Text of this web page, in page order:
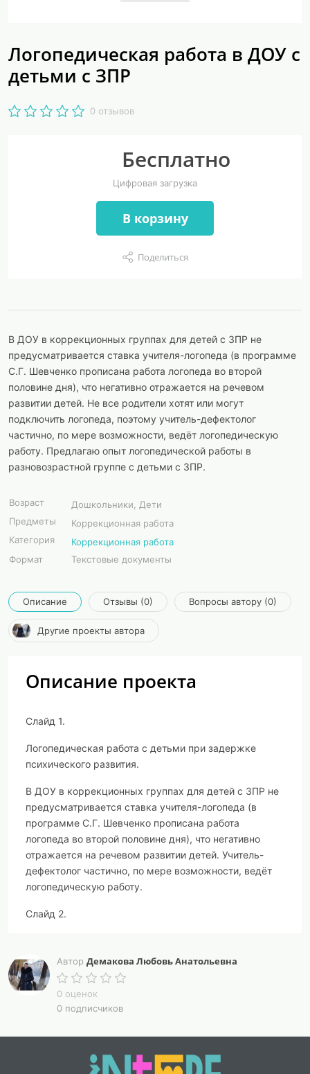
Логопедическая работа в ДОУ с
детьми с ЗПР
0 отзывов
Бесплатно
Цифровая загрузка
В корзину
Поделиться
В ДОУ в коррекционных группах для детей с ЗПР не
предусматривается ставка учителя-логопеда (в программе
С.Г. Шевченко прописана работа логопеда во второй
половине дня), что негативно отражается на речевом
развитии детей. Не все родители хотят или могут
подключить логопеда, поэтому учитель-дефектолог
частично, по мере возможности, ведёт логопедическую
работу. Предлагаю опыт логопедической работы в
разновозрастной группе с детьми с ЗПР.
Возраст
Дошкольники, Дети
Предметы
Коррекционная работа
Категория
Коррекционная работа
Формат
Текстовые документы
Описание Отзывы (0) Вопросы автору (0)
Другие проекты автора
Описание проекта
Слайд 1.
Логопедическая работа с детьми при задержке
психического развития.
В ДОУ в коррекционных группах для детей с ЗПР не
предусматривается ставка учителя-логопеда (в
программе С.Г. Шевченко прописана работа
логопеда во второй половине дня), что негативно
отражается на речевом развитии детей. Учитель-
дефектолог частично, по мере возможности, ведёт
логопедическую работу.
Слайд 2.
психического развития
Понятие«задержка психического развития» (ЗПР)
употребляется по отношению к детям со слабо
выраженной недостаточностью центральной нервной
опорно-двигательного аппарата, они не являются
Автор Демакова Любовь Анатольевна
0 оценок
0 подписчиков